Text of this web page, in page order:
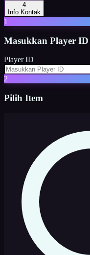
4
Info Kontak
1
Masukkan Player ID
Player ID
2
Pilih Item